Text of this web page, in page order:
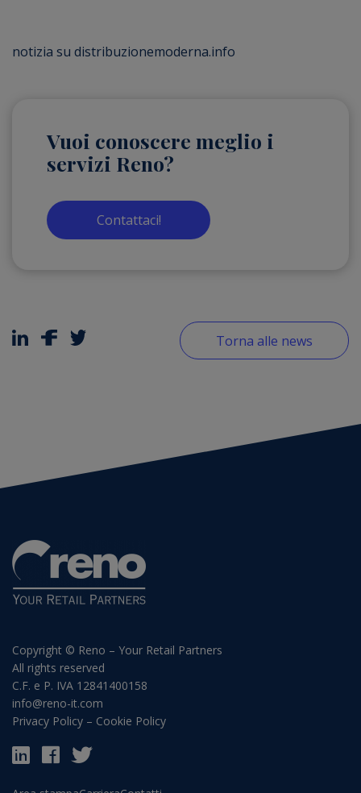
notizia su distribuzionemoderna.info
Vuoi conoscere meglio i
servizi Reno?
Contattaci!
Torna alle news
Copyright © Reno – Your Retail Partners
All rights reserved
C.F. e P. IVA 12841400158
info@reno-it.com
Privacy Policy – Cookie Policy